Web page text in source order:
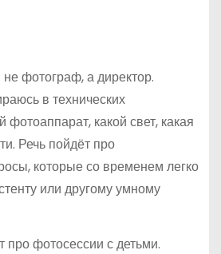
фотограф, а директор.
в технических
фотоаппарат, какой свет, какая
Речь пойдёт про
которые со временем легко
или другому умному
про фотосессии с детьми.